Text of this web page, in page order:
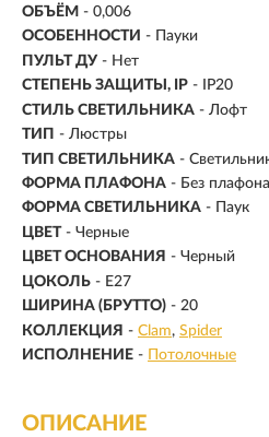
ОБЪЁМ - 0,006
ОСОБЕННОСТИ - Пауки
ПУЛЬТ ДУ - Нет
СТЕПЕНЬ ЗАЩИТЫ, IP - IP20
СТИЛЬ СВЕТИЛЬНИКА - Лофт
ТИП - Люстры
ТИП СВЕТИЛЬНИКА -
ФОРМА ПЛАФОНА - Без плафона
ФОРМА СВЕТИЛЬНИКА - Паук
ЦВЕТ - Черные
ЦВЕТ ОСНОВАНИЯ - Черный
ЦОКОЛЬ - E27
ШИРИНА (БРУТТО) - 20
КОЛЛЕКЦИЯ - Clam Spider
ИСПОЛНЕНИЕ - Потолочные
ОПИСАНИЕ